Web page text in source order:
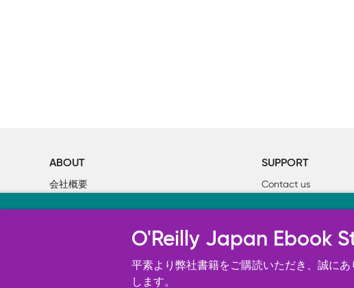
ABOUT
会社概要
SUPPORT
Contact us
オライリー・ジャパンのWeb サイトは正常
況の分析、ユーザー・エクスペリエンスの
す。 詳細については
O'Reilly Japan Ebook
平素より弊社書籍をご購読いただき、誠に
します。